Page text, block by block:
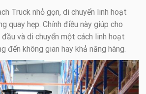
Truck nhỏ gọn, di chuyển linh hoạt
quay hẹp. Chính điều này giúp cho
và di chuyển một cách linh hoạt
đến không gian hay khả năng hàng.